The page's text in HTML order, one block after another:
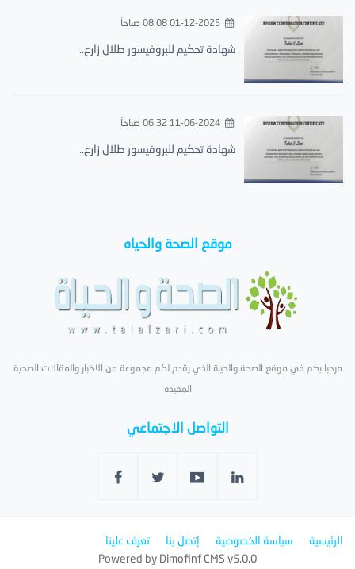
01-12-2025 08:08 صباحاً
شهادة تحكيم للبروفيسور طلال زارع..
11-06-2024 06:32 صباحاً
شهادة تحكيم للبروفيسور طلال زارع..
موقع الصحة والحياه
مرحبا بكم في موقع الصحة والحياة الذي يقدم لكم مجموعة من الاخبار والمقالات الصحية
المفيدة
التواصل الاجتماعي
الرئيسية سياسة الخصوصية إتصل بنا
تعرف علينا
Powered by Dimofinf CMS v5.0.0